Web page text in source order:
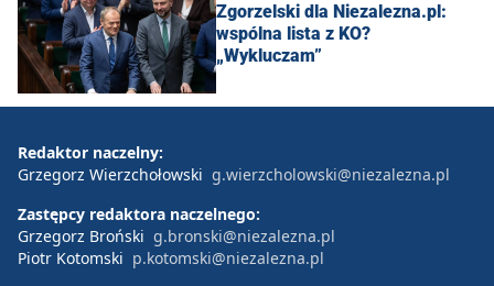
Zgorzelski dla Niezalezna.pl:
wspólna lista z KO?
„Wykluczam”
Redaktor naczelny:
Grzegorz Wierzchołowski g.wierzcholowski@niezalezna.pl
Zastępcy redaktora naczelnego:
Grzegorz Broński g.bronski@niezalezna.pl
Piotr Kotomski p.kotomski@niezalezna.pl